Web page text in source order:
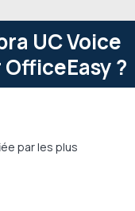
UC Voice
?
par les plus